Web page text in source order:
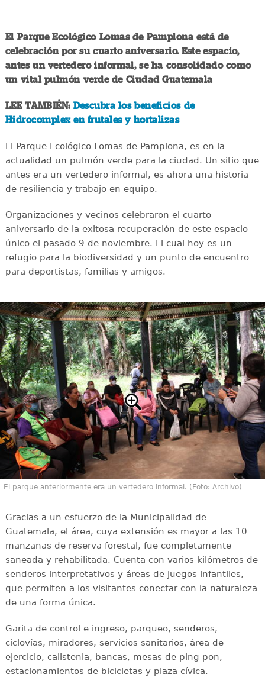
El Parque Ecológico Lomas de Pamplona está de
celebración por su cuarto aniversario. Este espacio,
antes un vertedero informal, se ha consolidado como
un vital pulmón verde de Ciudad Guatemala
LEE TAMBIÉN: Descubra los beneficios de
Hidrocomplex en frutales y hortalizas
El Parque Ecológico Lomas de Pamplona, es en la
actualidad un pulmón verde para la ciudad. Un sitio que
antes era un vertedero informal, es ahora una historia
de resiliencia y trabajo en equipo.
Organizaciones y vecinos celebraron el cuarto
aniversario de la exitosa recuperación de este espacio
único el pasado 9 de noviembre. El cual hoy es un
refugio para la biodiversidad y un punto de encuentro
para deportistas, familias y amigos.
El parque anteriormente era un vertedero informal. (Foto: Archivo)
Gracias a un esfuerzo de la Municipalidad de
Guatemala, el área, cuya extensión es mayor a las 10
manzanas de reserva forestal, fue completamente
saneada y rehabilitada. Cuenta con varios kilómetros de
senderos interpretativos y áreas de juegos infantiles,
que permiten a los visitantes conectar con la naturaleza
de una forma única.
Garita de control e ingreso, parqueo, senderos,
ciclovías, miradores, servicios sanitarios, área de
ejercicio, calistenia, bancas, mesas de ping pon,
estacionamientos de bicicletas y plaza cívica.